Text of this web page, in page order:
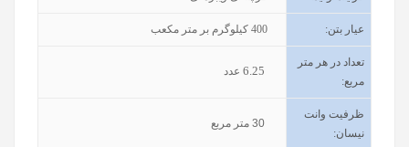
عیار بتن:
400 کیلوگرم بر متر مکعب
تعداد در هر متر
مربع:
6.25 عدد
ظرفیت وانت
نیسان:
30 متر مربع